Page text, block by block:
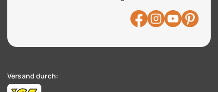
Versand durch: